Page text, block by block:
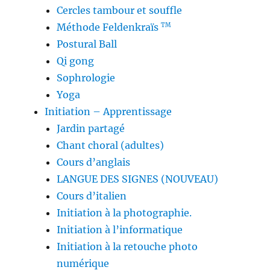
Cercles tambour et souffle
Méthode FeldenkraïsTM
Postural Ball
Qi gong
Sophrologie
Yoga
Initiation – Apprentissage
Jardin partagé
Chant choral (adultes)
Cours d’anglais
LANGUE DES SIGNES (NOUVEAU)
Cours d’italien
Initiation à la photographie.
Initiation à l’informatique
Initiation à la retouche photo
numérique